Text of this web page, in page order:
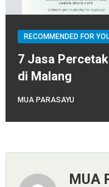
RECOMMENDED FOR
7 Jasa
di Malang
MUA PARASAYU
MUA